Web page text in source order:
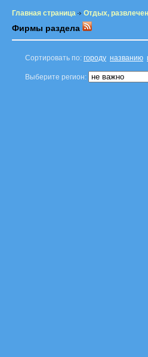
Главная страница Отдых,
Фирмы раздела
Сортировать по: городу названию
Выберите регион: